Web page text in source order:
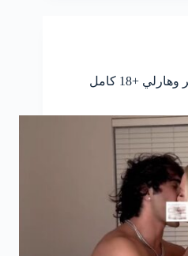
“نار وشرار” مقطع زين والكر وهارلي +18 كامل